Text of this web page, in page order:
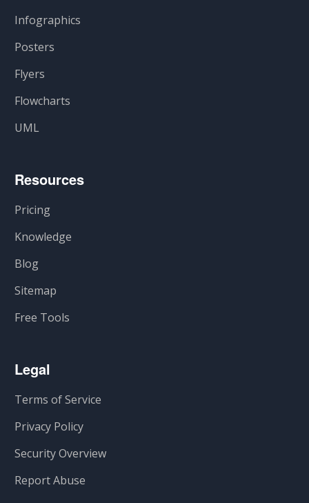
Infographics
Posters
Flyers
Flowcharts
UML
Resources
Pricing
Knowledge
Blog
Sitemap
Free Tools
Legal
Terms of Service
Privacy Policy
Security Overview
Report Abuse